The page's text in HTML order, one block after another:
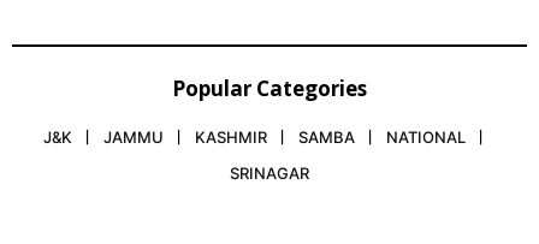
Popular Categories
J&K JAMMU KASHMIR SAMBA
NATIONAL
SRINAGAR